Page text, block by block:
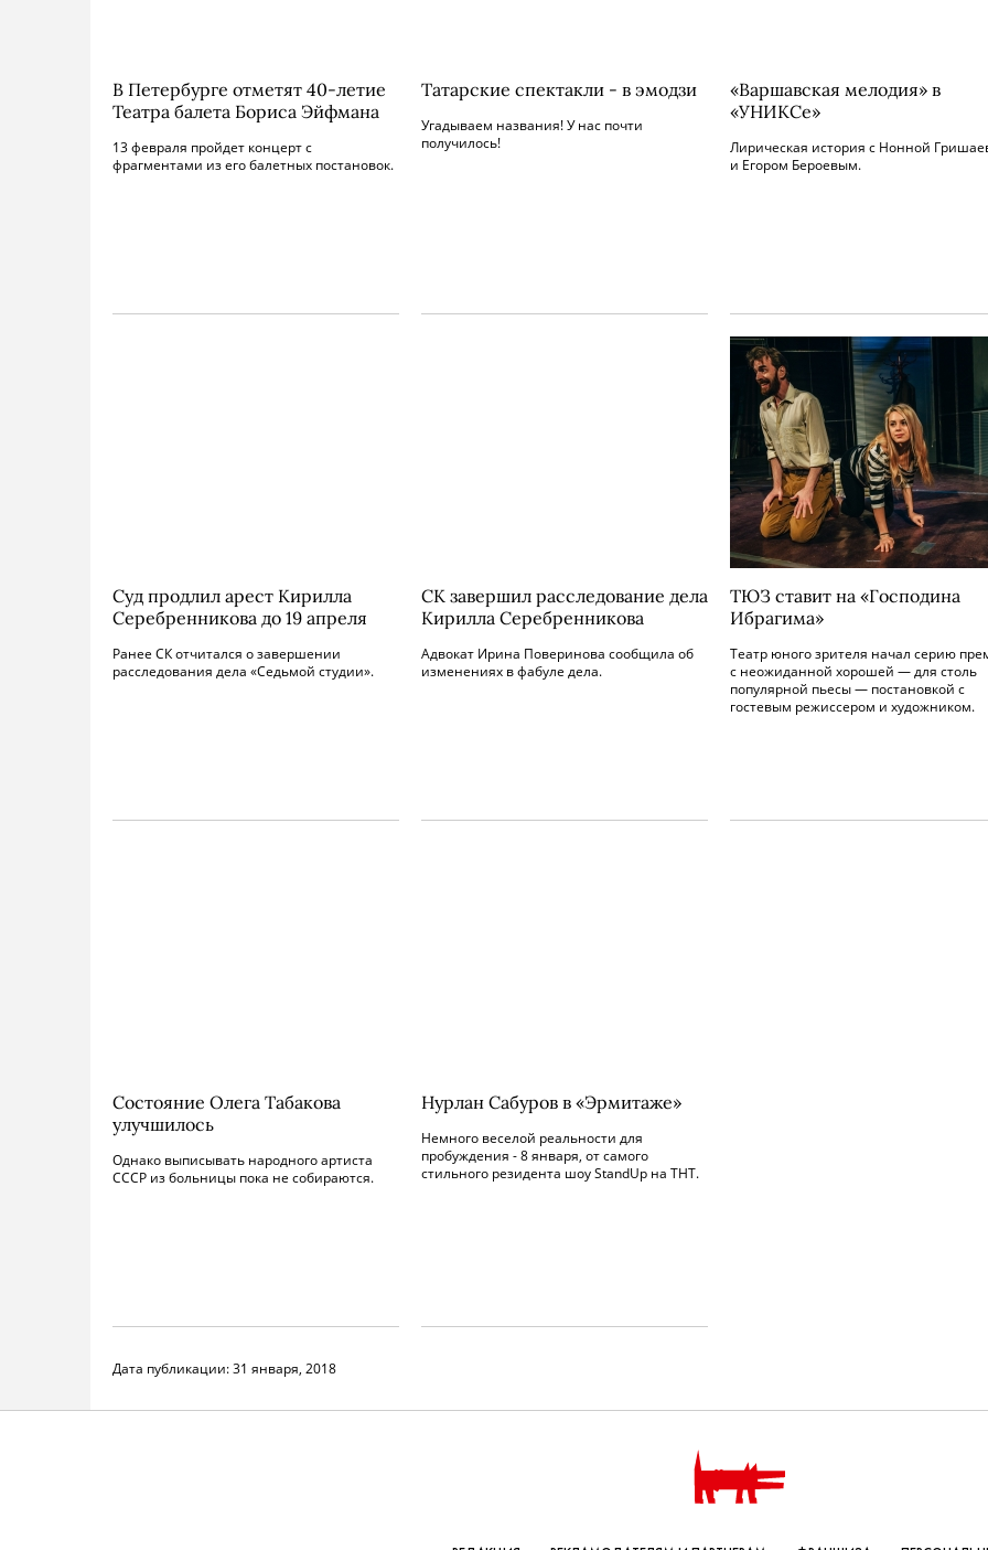
В Петербурге отметят 40-летие
Театра балета Бориса Эйфмана
13 февраля пройдет концерт с
фрагментами из его балетных постановок.
Татарские спектакли - в эмодзи
Угадываем названия! У нас почти
получилось!
«Варшавская мелодия» в
«УНИКСе»
Лирическая история с Нонной
и Егором Бероевым.
Суд продлил арест Кирилла
Серебренникова до 19 апреля
Ранее СК отчитался о завершении
расследования дела «Седьмой студии».
СК завершил расследование дела
Кирилла Серебренникова
Адвокат Ирина Поверинова сообщила об
изменениях в фабуле дела.
ТЮЗ ставит на «Господина
Ибрагима»
Театр юного зрителя начал серию
с неожиданной хорошей — для столь
популярной пьесы — постановкой с
гостевым режиссером и художником.
Состояние Олега Табакова
улучшилось
Однако выписывать народного артиста
СССР из больницы пока не собираются.
Нурлан Сабуров в «Эрмитаже»
Немного веселой реальности для
пробуждения - 8 января, от самого
стильного резидента шоу StandUp на ТНТ.
Дата публикации:31 января, 2018